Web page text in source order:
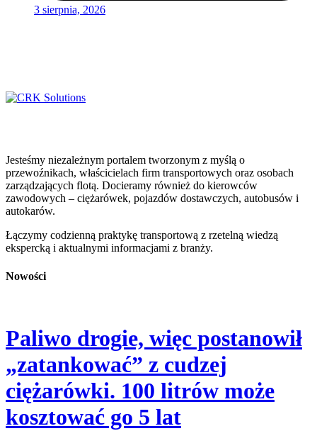
3 sierpnia, 2026
Jesteśmy niezależnym portalem tworzonym z myślą o
przewoźnikach, właścicielach firm transportowych oraz osobach
zarządzających flotą. Docieramy również do kierowców
zawodowych – ciężarówek, pojazdów dostawczych, autobusów i
autokarów.
Łączymy codzienną praktykę transportową z rzetelną wiedzą
ekspercką i aktualnymi informacjami z branży.
Nowości
Paliwo drogie, więc postanowił
„zatankować” z cudzej
ciężarówki. 100 litrów może
kosztować go 5 lat